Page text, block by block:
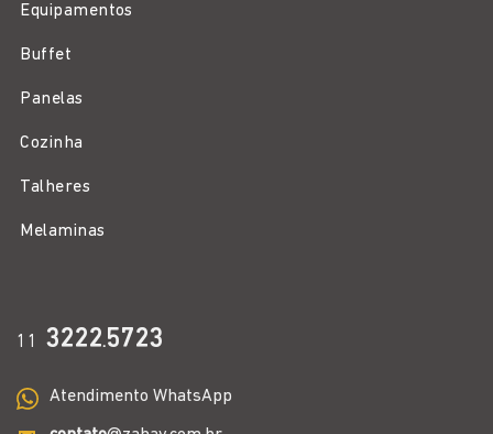
Equipamentos
Buffet
Panelas
Cozinha
Talheres
Melaminas
11 3222.5723
Atendimento WhatsApp